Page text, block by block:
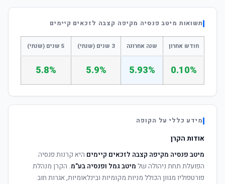
תשואות מיטב פנסיה מקיפה קצבה לזכאים קיימים
חודש אחרון שנה אחרונה 3 שנים (שנתי) 5 שנים (שנתי)
0.10%
5.93%
5.9%
5.8%
מידע כללי על הקופה
אודות הקרן
מיטב פנסיה מקיפה קצבה לזכאים קיימים היא קרנות פנסיה
הפועלת תחת ניהולה של מיטב גמל ופנסיה בע"מ. הקרן מנהלת
פורטפוליו מגוון הכולל מניות מקומיות ובינלאומיות, אגרות חוב